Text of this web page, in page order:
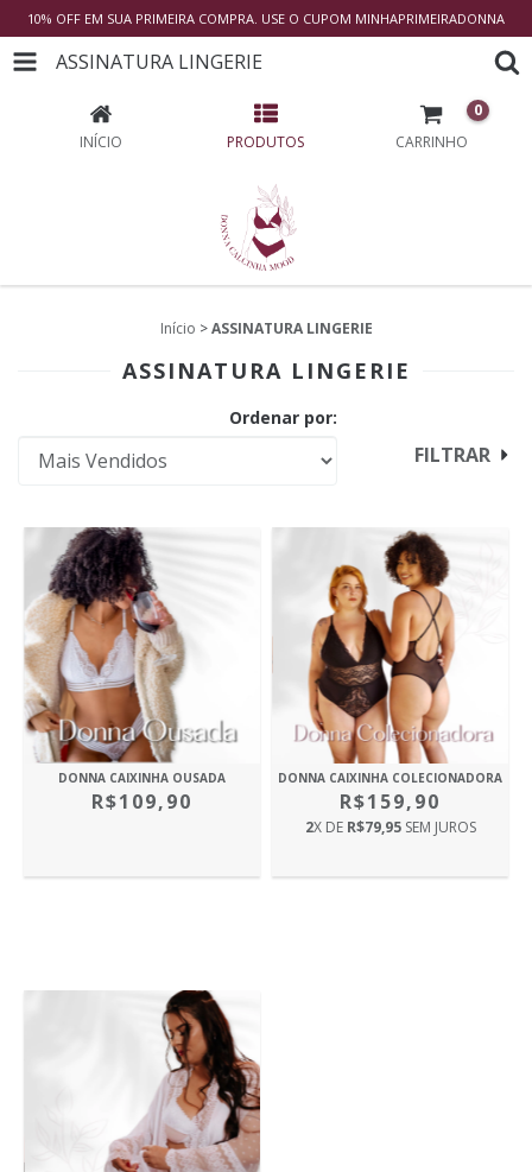
10% OFF EM SUA PRIMEIRA COMPRA. USE O CUPOM MINHAPRIMEIRADONNA
ASSINATURA LINGERIE
INÍCIO PRODUTOS CARRINHO
0
Início > ASSINATURA LINGERIE
ASSINATURA LINGERIE
Ordenar por:
FILTRAR
DONNA CAIXINHA OUSADA
R$109,90
DONNA CAIXINHA COLECIONADORA
R$159,90
2X DE R$79,95SEM JUROS